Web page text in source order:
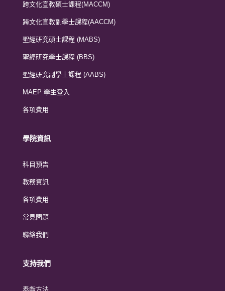
跨文化宣教碩士課程(MACCM)
跨文化宣教副學士課程(AACCM)
聖經研究碩士課程 (MABS)
聖經研究學士課程 (BBS)
聖經研究副學士課程 (AABS)
MAEP 學生登入
各項費用
學院資訊
科目預告
教務資訊
各項費用
常見問題
聯絡我們
支持我們
奉獻方法